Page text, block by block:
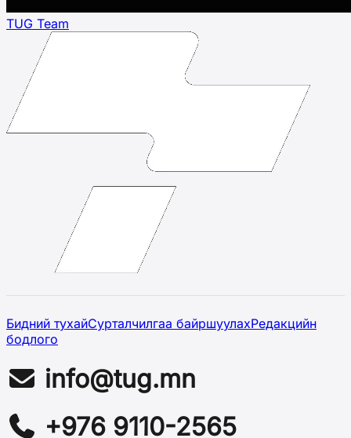
TUG Team
Бидний тухайСурталчилгаа байршуулахРедакцийн
бодлого
info@tug.mn
+976 9110-2565